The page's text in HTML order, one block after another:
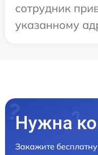
сотрудник
указанному
Нужна
Закажите